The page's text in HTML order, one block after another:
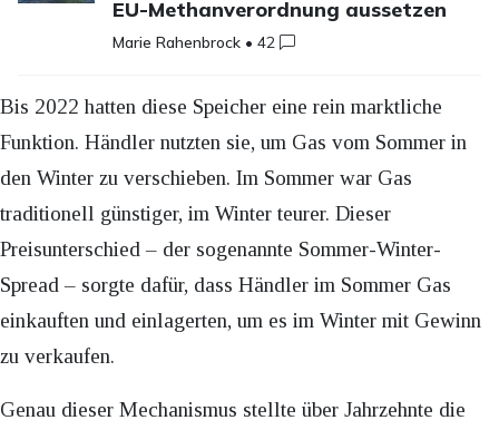
EU-Methanverordnung aussetzen
Marie Rahenbrock •42
Bis 2022 hatten diese Speicher eine rein marktliche
Funktion. Händler nutzten sie, um Gas vom Sommer in
den Winter zu verschieben. Im Sommer war Gas
traditionell günstiger, im Winter teurer. Dieser
Preisunterschied – der sogenannte Sommer-Winter-
Spread – sorgte dafür, dass Händler im Sommer Gas
einkauften und einlagerten, um es im Winter mit Gewinn
zu verkaufen.
Genau dieser Mechanismus stellte über Jahrzehnte die